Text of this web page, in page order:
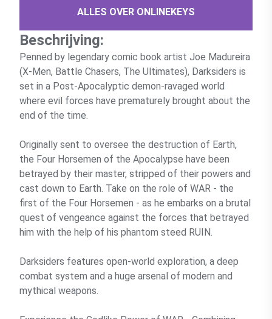
ALLES OVER ONLINEKEYS
Beschrijving:
Penned by legendary comic book artist Joe Madureira
(X-Men, Battle Chasers, The Ultimates), Darksiders is
set in a Post-Apocalyptic demon-ravaged world
where evil forces have prematurely brought about the
end of the time.
Originally sent to oversee the destruction of Earth,
the Four Horsemen of the Apocalypse have been
betrayed by their master, stripped of their powers and
cast down to Earth. Take on the role of WAR - the
first of the Four Horsemen - as he embarks on a brutal
quest of vengeance against the forces that betrayed
him with the help of his phantom steed RUIN.
Darksiders features open-world exploration, a deep
combat system and a huge arsenal of modern and
mythical weapons.